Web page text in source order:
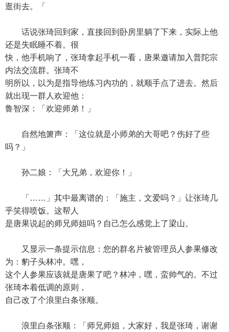
逛街去。「
话说张琦回到家，直接回到卧房里躺了下来，实际上他
还是失眠睡不着。很
快，他手机响了，张琦拿起手机一看，唐果邀请加入普陀宗
内法交流群。张琦不
明所以，以为是指导他练习内功的，就顺手点了进去。然后
就出现一群人欢迎他：
鲁智深：「欢迎师弟！」
自然地箫声：「这位就是小师弟的大哥吧？伤好了些
吗？」
孙二娘：「大兄弟，欢迎你！」
「……」其中最离谱的：「施主，文爱吗？」让张琦几
乎笑得喷饭。这帮人
是唐果说起的师兄师姐吗？自己怎么感觉上了梁山。
又显示一条提示信息：您的群名片被管理员人参果修改
为：豹子头林冲。嘿，
这个人参果应该就是唐果了吧？林冲，嘿，蛮帅气的。不过
张琦本着低调的原则，
自己改了个浪里白条张顺。
浪里白条张顺：「师兄师姐，大家好，我是张琦，谢谢